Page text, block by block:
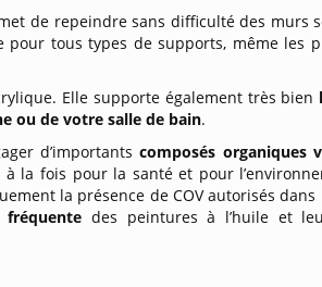
de repeindre sans difficulté des murs
pour tous types de supports, même les
Elle supporte également très bien
ou de votre salle de bain.
d’importantscomposés organiques
la fois pour la santé et pour
la présence de COV autorisés
des peintures à l’huile et